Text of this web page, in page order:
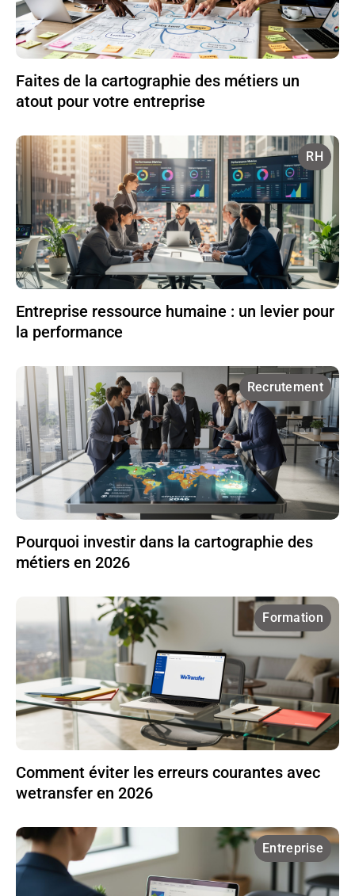
Faites de la cartographie des métiers un
atout pour votre entreprise
RH
Entreprise ressource humaine : un levier pour
la performance
Recrutement
Pourquoi investir dans la cartographie des
métiers en 2026
Formation
Comment éviter les erreurs courantes avec
wetransfer en 2026
Entreprise